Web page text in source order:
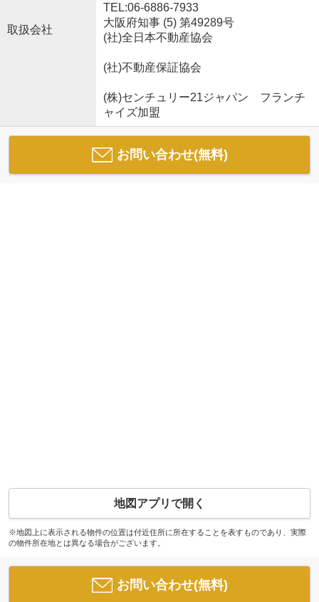
取扱会社
TEL:06-6886-7933
大阪府知事 (5) 第49289号
(社)全日本不動産協会
(社)不動産保証協会
(株)センチュリー21ジャパン フランチ
ャイズ加盟
お問い合わせ(無料)
地図アプリで開く
※地図上に表示される物件の位置は付近住所に所在することを表すものであり、実際
の物件所在地とは異なる場合がございます。
お問い合わせ(無料)